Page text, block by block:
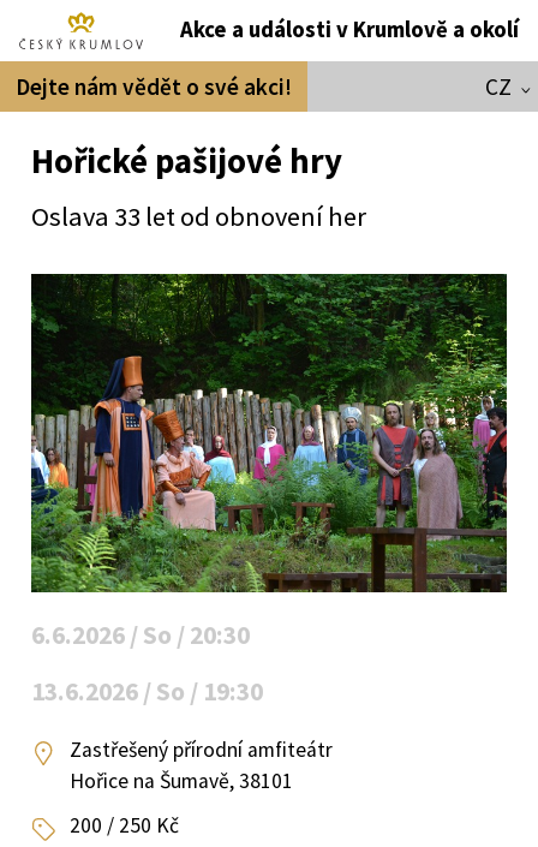
Akce a události v Krumlově a okolí
Dejte nám vědět o své akci! CZ
Hořické pašijové hry
Oslava 33 let od obnovení her
6.6.2026 / So / 20:30
13.6.2026 / So / 19:30
Zastřešený přírodní amfiteátr
Hořice na Šumavě, 38101
200 / 250 Kč